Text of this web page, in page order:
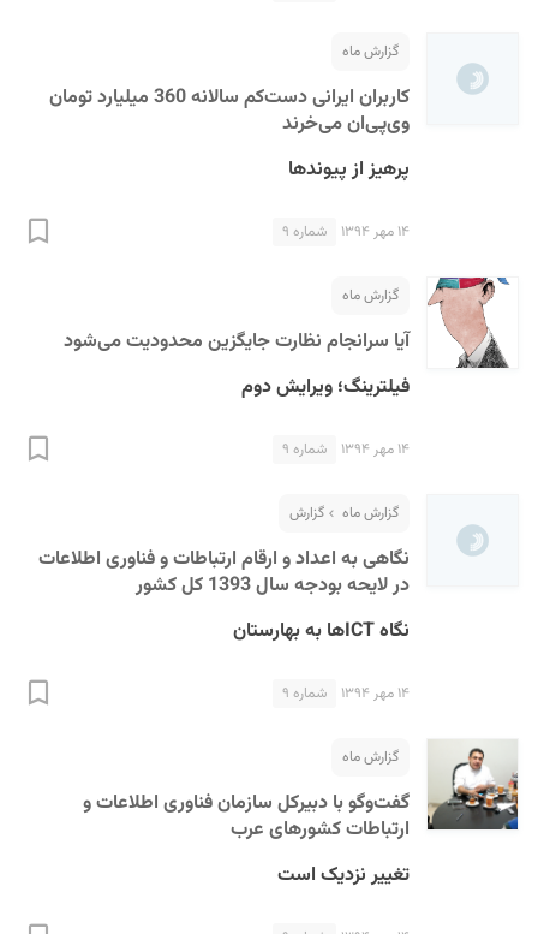
گزارش ماه
کاربران ایرانی دست‌کم سالانه 360 میلیارد تومان
وی‌پی‌ان می‌خرند
پرهیز از پیوندها
۱۴ مهر ۱۳۹۴ شماره ۹
گزارش ماه
آیا سرانجام نظارت جایگزین محدودیت می‌شود
فیلترینگ؛ ویرایش دوم
۱۴ مهر ۱۳۹۴ شماره ۹
گزارش ماه گزارش
نگاهی به اعداد و ارقام ارتباطات و فناوری اطلاعات
در لایحه بودجه سال 1393 کل کشور
نگاه ICTها به بهارستان
۱۴ مهر ۱۳۹۴ شماره ۹
گزارش ماه
گفت‌وگو با دبیرکل سازمان فناوری اطلاعات و
ارتباطات کشورهای عرب
تغییر نزدیک است